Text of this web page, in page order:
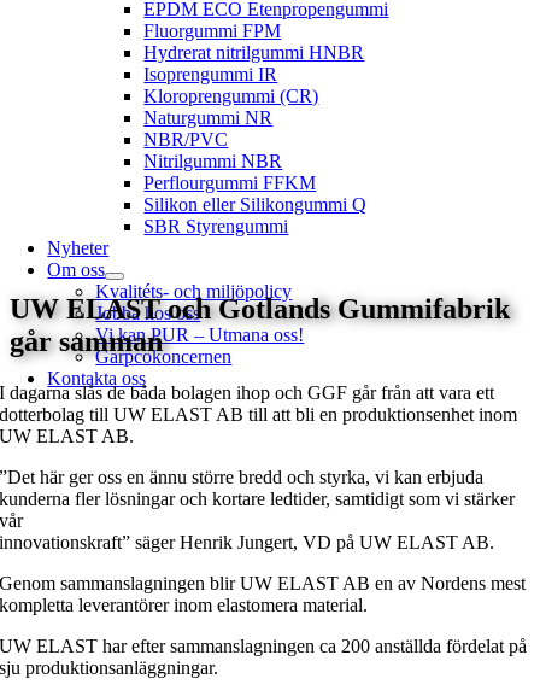
EPDM ECO Etenpropengummi
Fluorgummi FPM
Hydrerat nitrilgummi HNBR
Isoprengummi IR
Kloroprengummi (CR)
Naturgummi NR
NBR/PVC
Nitrilgummi NBR
Perflourgummi FFKM
Silikon eller Silikongummi Q
SBR Styrengummi
Nyheter
Om oss
Kvalitéts- och miljöpolicy
Jobba hos oss
Vi kan PUR – Utmana oss!
Garpcokoncernen
Kontakta oss
UW ELAST och Gotlands Gummifabrik
går samman
I dagarna slås de båda bolagen ihop och GGF går från att vara ett
dotterbolag till UW ELAST AB till att bli en produktionsenhet inom
UW ELAST AB.
”Det här ger oss en ännu större bredd och styrka, vi kan erbjuda
kunderna fler lösningar och kortare ledtider, samtidigt som vi stärker
vår
innovationskraft” säger Henrik Jungert, VD på UW ELAST AB.
Genom sammanslagningen blir UW ELAST AB en av Nordens mest
kompletta leverantörer inom elastomera material.
UW ELAST har efter sammanslagningen ca 200 anställda fördelat på
sju produktionsanläggningar.